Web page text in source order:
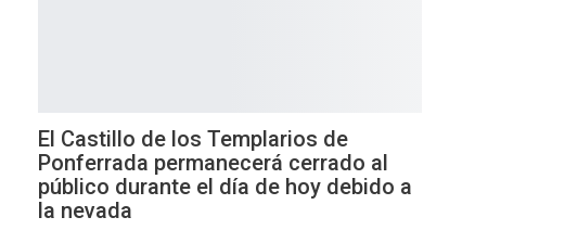
El Castillo de los Templarios de
Ponferrada permanecerá cerrado al
público durante el día de hoy debido a
la nevada